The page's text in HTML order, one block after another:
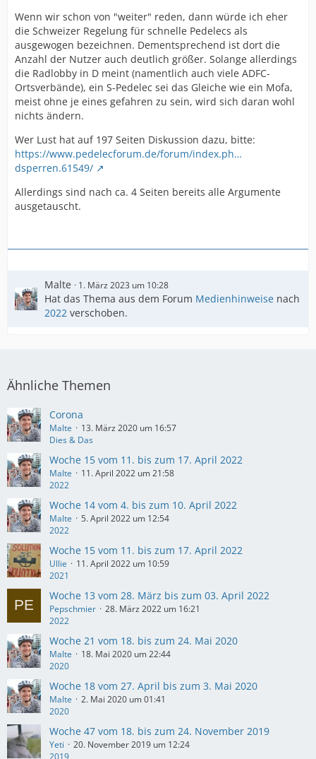
Wenn wir schon von "weiter" reden, dann würde ich eher
die Schweizer Regelung für schnelle Pedelecs als
ausgewogen bezeichnen. Dementsprechend ist dort die
Anzahl der Nutzer auch deutlich größer. Solange allerdings
die Radlobby in D meint (namentlich auch viele ADFC-
Ortsverbände), ein S-Pedelec sei das Gleiche wie ein Mofa,
meist ohne je eines gefahren zu sein, wird sich daran wohl
nichts ändern.
Wer Lust hat auf 197 Seiten Diskussion dazu, bitte:
https://www.pedelecforum.de/forum/index.ph…
dsperren.61549/
Allerdings sind nach ca. 4 Seiten bereits alle Argumente
ausgetauscht.
Malte 1. März 2023 um 10:28
Hat das Thema aus dem Forum Medienhinweise nach
2022 verschoben.
Ähnliche Themen
Corona
Malte
13. März 2020 um 16:57
Dies & Das
Woche 15 vom 11. bis zum 17. April 2022
Malte
11. April 2022 um 21:58
2022
Woche 14 vom 4. bis zum 10. April 2022
Malte
5. April 2022 um 12:54
2022
Woche 15 vom 11. bis zum 17. April 2022
Ullie
11. April 2022 um 10:59
2021
Woche 13 vom 28. März bis zum 03. April 2022
Pepschmier
28. März 2022 um 16:21
2022
Woche 21 vom 18. bis zum 24. Mai 2020
Malte
18. Mai 2020 um 22:44
2020
Woche 18 vom 27. April bis zum 3. Mai 2020
Malte
2. Mai 2020 um 01:41
2020
Woche 47 vom 18. bis zum 24. November 2019
Yeti
20. November 2019 um 12:24
2019